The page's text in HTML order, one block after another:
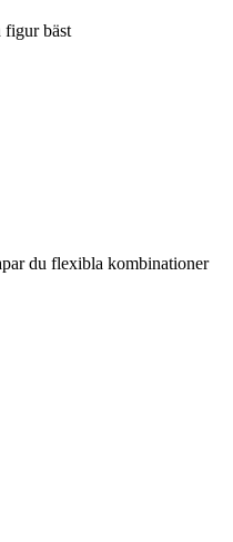
figur bäst
du flexibla kombinationer